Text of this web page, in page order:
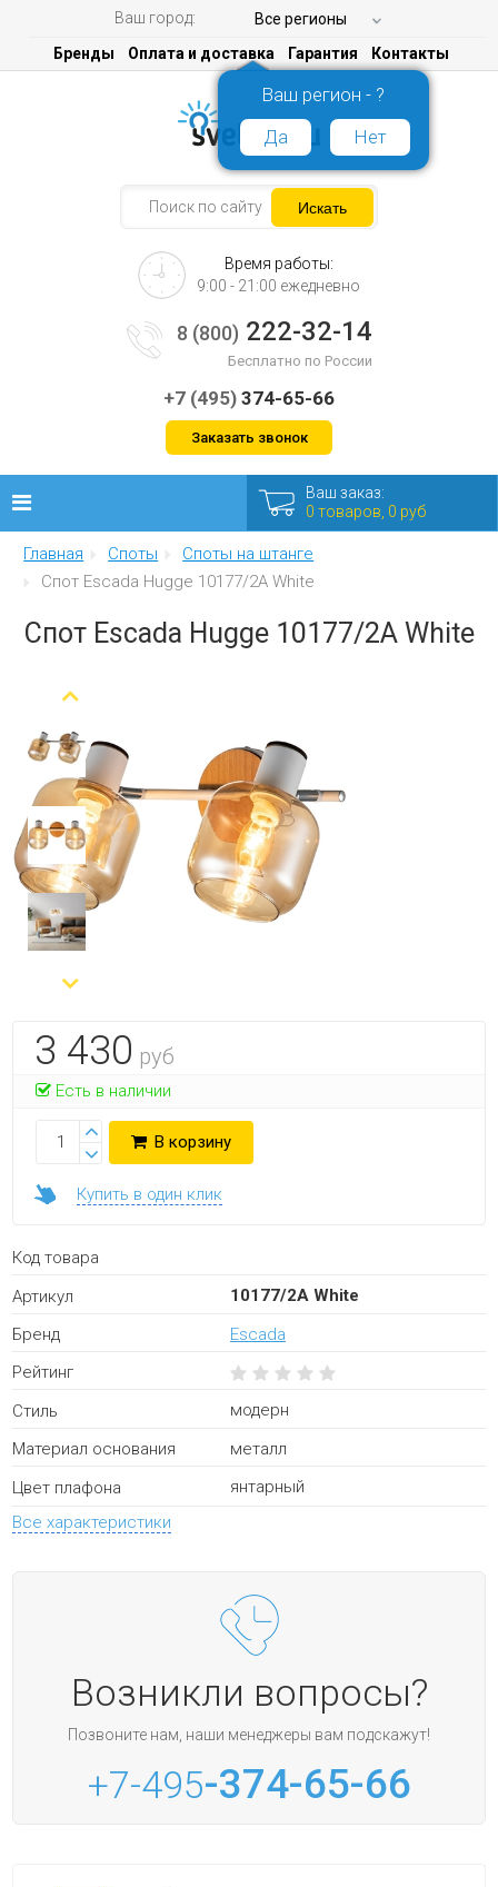
Ваш город: Все регионы
Ваш регион - ?
Да
Нет
Бренды Оплата и доставка Гарантия Контакты
Время работы:
9:00 - 21:00 ежедневно
8 (800) 222-32-14
Бесплатно по России
+7 (495) 374-65-66
Заказать звонок
Люстры
Распродажа
Еще
Мебель
Ваш заказ:
0 товаров, 0 руб
Главная Споты
Споты на штанге
Спот Escada Hugge 10177/2A White
Спот Escada Hugge 10177/2A White
3 430 руб
Есть в наличии
В корзину
Купить в один клик
Код товара
Артикул
10177/2A White
Бренд
Escada
Рейтинг
Стиль
модерн
Материал основания
металл
Цвет плафона
янтарный
Все характеристики
Возникли вопросы?
Позвоните нам, наши менеджеры вам подскажут!
+7-495-374-65-66